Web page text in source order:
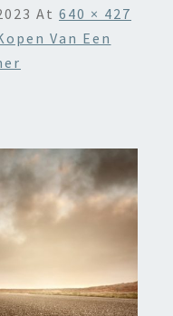
At 640 × 427
Van Een